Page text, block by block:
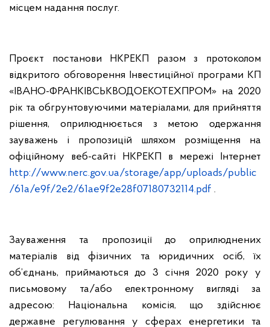
місцем надання послуг.
Проєкт постанови НКРЕКП разом з протоколом
відкритого обговорення Інвестиційної програми КП
«ІВАНО-ФРАНКІВСЬКВОДОЕКОТЕХПРОМ» на 2020
рік та обгрунтовуючими матеріалами, для прийняття
рішення, оприлюднюється з метою одержання
зауважень і пропозицій шляхом розміщення на
офіційному веб-сайті НКРЕКП в мережі Інтернет
http://www.nerc.gov.ua/storage/app/uploads/public
/61a/e9f/2e2/61ae9f2e28f07180732114.pdf .
Зауваження та пропозиції до оприлюднених
матеріалів від фізичних та юридичних осіб, їх
об’єднань, приймаються до 3 січня 2020 року у
письмовому та/або електронному вигляді за
адресою: Національна комісія, що здійснює
державне регулювання у сферах енергетики та